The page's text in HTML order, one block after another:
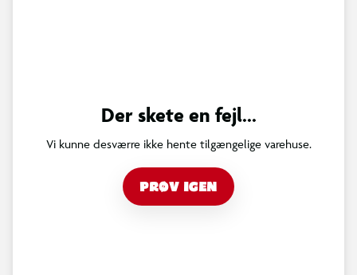
Der skete en fejl...
Vi kunne desværre ikke hente tilgængelige varehuse.
PRØV IGEN